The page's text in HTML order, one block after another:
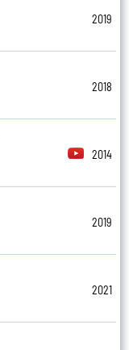
2019
2018
2014
2019
2021